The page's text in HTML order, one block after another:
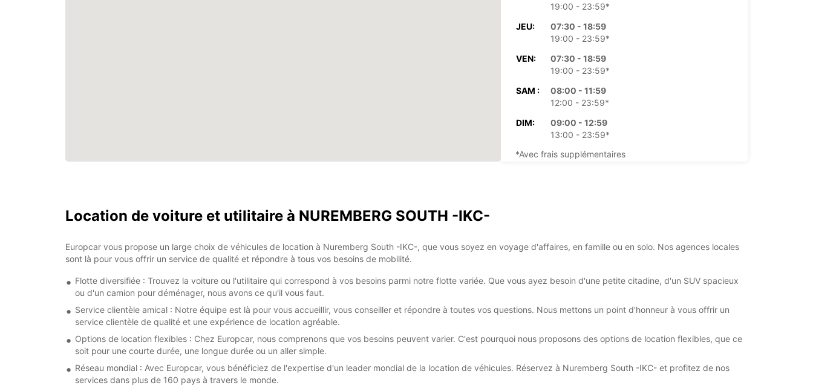
19:00 - 23:59*
JEU:
07:30 - 18:59
19:00 - 23:59*
VEN:
07:30 - 18:59
19:00 - 23:59*
SAM :
08:00 - 11:59
12:00 - 23:59*
DIM:
09:00 - 12:59
13:00 - 23:59*
*Avec frais supplémentaires
Itinéraire
Location de voiture et utilitaire à NUREMBERG SOUTH -IKC-
Europcar vous propose un large choix de véhicules de location à Nuremberg South -IKC-, que vous soyez en voyage d'affaires, en famille ou en solo. Nos agences locales
sont là pour vous offrir un service de qualité et répondre à tous vos besoins de mobilité.
Flotte diversifiée : Trouvez la voiture ou l'utilitaire qui correspond à vos besoins parmi notre flotte variée. Que vous ayez besoin d'une petite citadine, d'un SUV spacieux
ou d'un camion pour déménager, nous avons ce qu'il vous faut.
Service clientèle amical : Notre équipe est là pour vous accueillir, vous conseiller et répondre à toutes vos questions. Nous mettons un point d'honneur à vous offrir un
service clientèle de qualité et une expérience de location agréable.
Options de location flexibles : Chez Europcar, nous comprenons que vos besoins peuvent varier. C'est pourquoi nous proposons des options de location flexibles, que ce
soit pour une courte durée, une longue durée ou un aller simple.
Réseau mondial : Avec Europcar, vous bénéficiez de l'expertise d'un leader mondial de la location de véhicules. Réservez à Nuremberg South -IKC- et profitez de nos
services dans plus de 160 pays à travers le monde.